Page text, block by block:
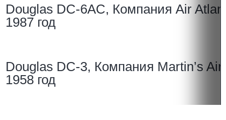
Douglas DC-6AC, Компания Air
1987 год
Douglas DC-3, Компания Martin’s
1958 год